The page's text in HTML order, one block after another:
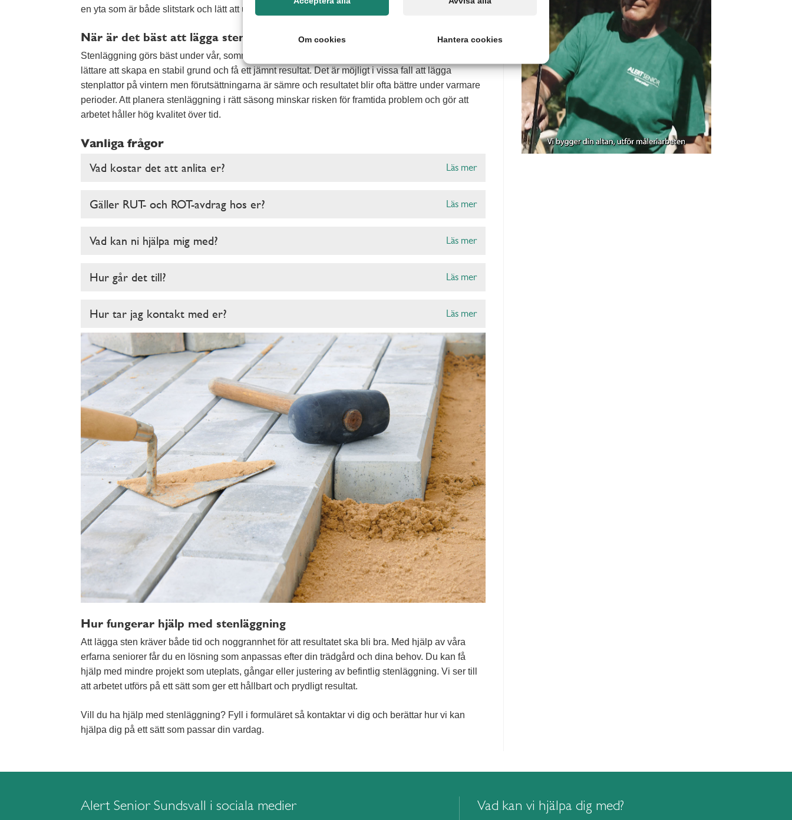
en yta som är både slitstark och lätt att underhålla under många år.
När är det bäst att lägga stenplattor
Stenläggning görs bäst under vår, sommar och tidig höst när marken är fri från frost. Då är det
lättare att skapa en stabil grund och få ett jämnt resultat. Det är möjligt i vissa fall att lägga
stenplattor på vintern men förutsättningarna är sämre och resultatet blir ofta bättre under varmare
perioder. Att planera stenläggning i rätt säsong minskar risken för framtida problem och gör att
arbetet håller hög kvalitet över tid.
Vanliga frågor
Vad kostar det att anlita er? Läs mer
Gäller RUT- och ROT-avdrag hos er? Läs mer
Vad kan ni hjälpa mig med? Läs mer
Hur går det till? Läs mer
Hur tar jag kontakt med er? Läs mer
Hur fungerar hjälp med stenläggning
Att lägga sten kräver både tid och noggrannhet för att resultatet ska bli bra. Med hjälp av våra
erfarna seniorer får du en lösning som anpassas efter din trädgård och dina behov. Du kan få
hjälp med mindre projekt som uteplats, gångar eller justering av befintlig stenläggning. Vi ser till
att arbetet utförs på ett sätt som ger ett hållbart och prydligt resultat.
Vill du ha hjälp med stenläggning? Fyll i formuläret så kontaktar vi dig och berättar hur vi kan
hjälpa dig på ett sätt som passar din vardag.
Alert Senior Sundsvall i sociala medier Vad kan vi hjälpa dig med?
Om cookies Hantera cookies